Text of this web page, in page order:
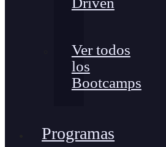
Ver todos
los
Bootcamps
Programas